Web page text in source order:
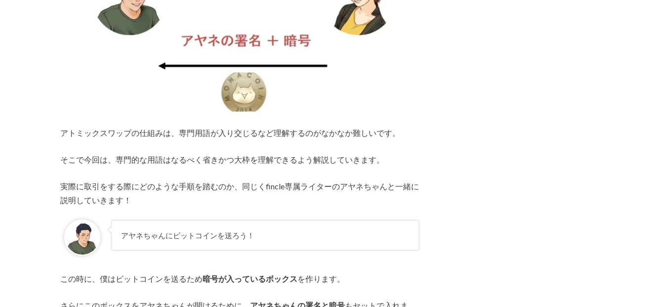
アトミックスワップの仕組みは、専門用語が入り交じるなど理解するのがなかなか難しいです。
そこで今回は、専門的な用語はなるべく省きかつ大枠を理解できるよう解説していきます。
実際に取引をする際にどのような手順を踏むのか、同じくfincle専属ライターのアヤネちゃんと一緒に
説明していきます！
アヤネちゃんにビットコインを送ろう！
この時に、僕はビットコインを送るため暗号が入っているボックスを作ります。